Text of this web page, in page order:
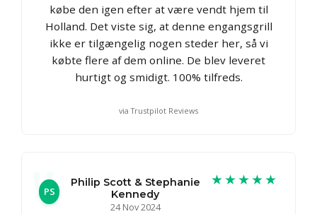
købe den igen efter at være vendt hjem til
Holland. Det viste sig, at denne engangsgrill
ikke er tilgængelig nogen steder her, så vi
købte flere af dem online. De blev leveret
hurtigt og smidigt. 100% tilfreds.
via Trustpilot Reviews
PS
Philip Scott & Stephanie
Kennedy
24 Nov 2024
★★★★★